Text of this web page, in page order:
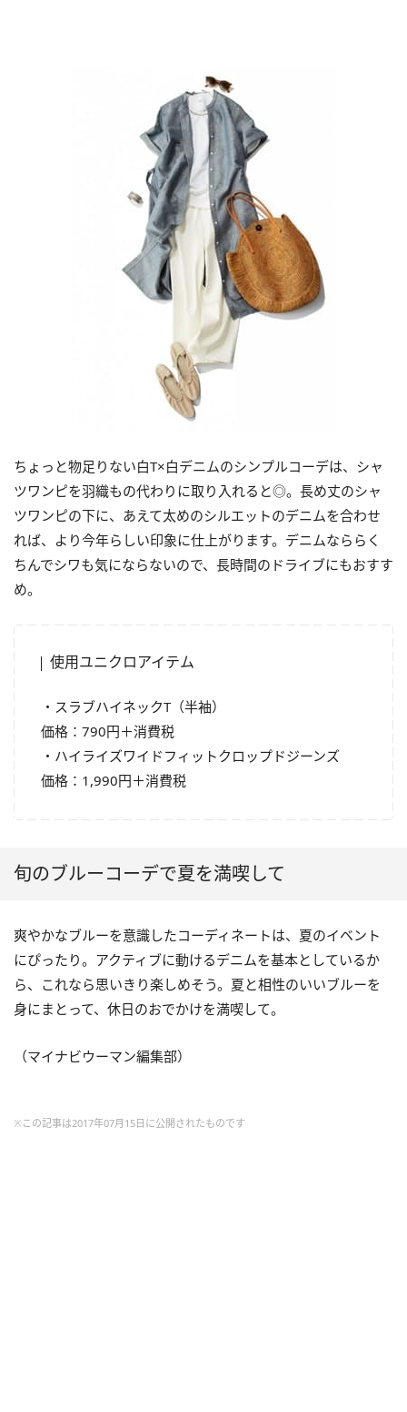
ちょっと物足りない白T×白デニムのシンプルコーデは、シャ
ツワンピを羽織もの代わりに取り入れると◎。長め丈のシャ
ツワンピの下に、あえて太めのシルエットのデニムを合わせ
れば、より今年らしい印象に仕上がります。デニムなららく
ちんでシワも気にならないので、長時間のドライブにもおすす
め。
使用ユニクロアイテム
・スラブハイネックT（半袖）
価格：790円＋消費税
・ハイライズワイドフィットクロップドジーンズ
価格：1,990円＋消費税
旬のブルーコーデで夏を満喫して
爽やかなブルーを意識したコーディネートは、夏のイベント
にぴったり。アクティブに動けるデニムを基本としているか
ら、これなら思いきり楽しめそう。夏と相性のいいブルーを
身にまとって、休日のおでかけを満喫して。
（マイナビウーマン編集部）
※この記事は2017年07月15日に公開されたものです